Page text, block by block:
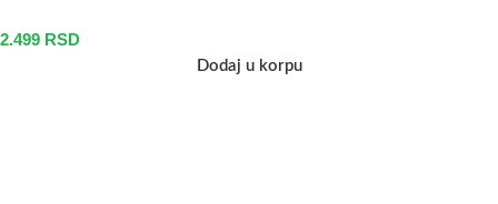
2.499 RSD
Dodaj u korpu